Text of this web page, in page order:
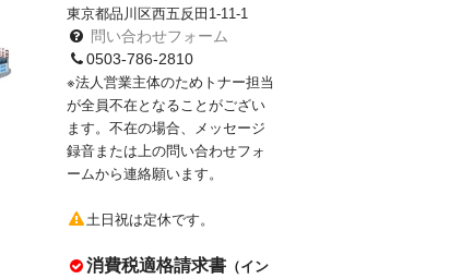
東京都品川区西五反田1-11-1
問い合わせフォーム
0503-786-2810
※法人営業主体のためトナー担当
が全員不在となることがござい
ます。不在の場合、メッセージ
録音または上の問い合わせフォ
ームから連絡願います。
土日祝は定休です。
消費税適格請求書 （イン